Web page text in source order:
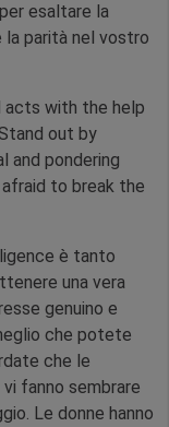
esaltare la
parità nel vostro
acts with the help
out by
and pondering
to break the
è tanto
una vera
genuino e
che potete
che le
fanno sembrare
Le donne hanno